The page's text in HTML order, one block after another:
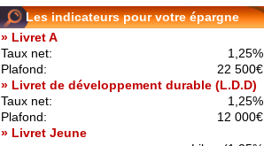
Les indicateurs pour votre épargne
» Livret A
Taux net:
1,25%
Plafond:
22 500€
» Livret de développement durable (L.D.D)
Taux net:
1,25%
Plafond:
12 000€
» Livret Jeune